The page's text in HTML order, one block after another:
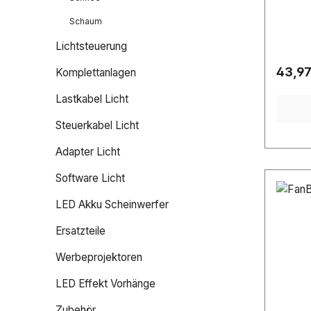
Schaum
Lichtsteuerung
Komplettanlagen
Lastkabel Licht
Steuerkabel Licht
Adapter Licht
Software Licht
LED Akku Scheinwerfer
Ersatzteile
Werbeprojektoren
LED Effekt Vorhänge